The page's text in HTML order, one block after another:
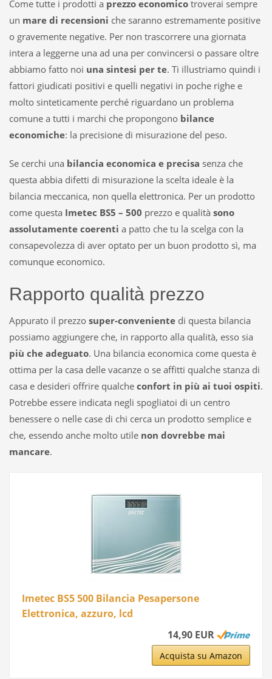
Come tutte i prodotti a prezzo economico troverai sempre
un mare di recensioni che saranno estremamente positive
o gravemente negative. Per non trascorrere una giornata
intera a leggerne una ad una per convincersi o passare oltre
abbiamo fatto noi una sintesi per te. Ti illustriamo quindi i
fattori giudicati positivi e quelli negativi in poche righe e
molto sinteticamente perché riguardano un problema
comune a tutti i marchi che propongono bilance
economiche: la precisione di misurazione del peso.
Se cerchi una bilancia economica e precisa senza che
questa abbia difetti di misurazione la scelta ideale è la
bilancia meccanica, non quella elettronica. Per un prodotto
come questa Imetec BS5 – 500 prezzo e qualità sono
assolutamente coerenti a patto che tu la scelga con la
consapevolezza di aver optato per un buon prodotto sì, ma
comunque economico.
Rapporto qualità prezzo
Appurato il prezzo super-conveniente di questa bilancia
possiamo aggiungere che, in rapporto alla qualità, esso sia
più che adeguato. Una bilancia economica come questa è
ottima per la casa delle vacanze o se affitti qualche stanza di
casa e desideri offrire qualche confort in più ai tuoi ospiti.
Potrebbe essere indicata negli spogliatoi di un centro
benessere o nelle case di chi cerca un prodotto semplice e
che, essendo anche molto utile non dovrebbe mai
mancare.
Imetec BS5 500 Bilancia Pesapersone
Elettronica, azzuro, lcd
14,90 EUR
Acquista su Amazon